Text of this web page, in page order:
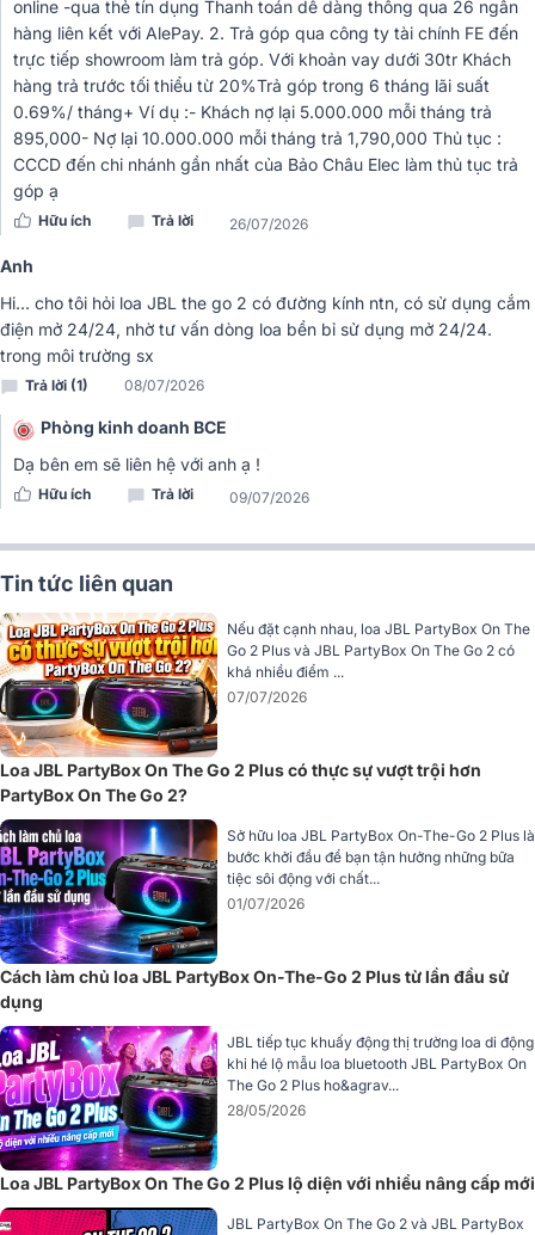
Tay cầm tích hợp và dây đeo vai thuận tiện
JBL PartyBox On-The-Go 2 Plus được trang bị tay cầm đặt ở vị trí
trung tâm, giúp cân bằng trọng lượng và cầm nắm chắc chắn hơn
khi di chuyển. Đi kèm là dây đeo vai bản rộng có độ bền cao, giúp
giảm áp lực lên tay khi mang loa trong thời gian dài. Người dùng có
thể linh hoạt lựa chọn xách tay hoặc đeo vai tùy theo nhu cầu, đặc
biệt tiện lợi khi mang loa đến các buổi dã ngoại, cắm trại hoặc tiệc
ngoài trời.
Hoàn thiện chắc chắn, sử dụng ổn định
Mặt trước của loa được bảo vệ bằng ê-căng thép cứng cáp với 2
tông màu trắng hoặc đen giúp hạn chế tác động từ va chạm và bảo
vệ hệ thống củ loa bên trong. Phía trên là bảng điều khiển trực quan
với các nút chức năng được bố trí khoa học, giúp thao tác nhanh và
dễ sử dụng. Bên dưới, bốn chân đế cao su giúp loa đứng vững trên
nhiều bề mặt, đồng thời giảm rung và tăng độ ổn định khi hoạt động
ở mức âm lượng lớn.
Cấu hình 1 loa trầm 5,25 inch và 2 loa tweeter vòm
0,75 inch
online -qua thẻ tín dụng Thanh toán dễ dàng thông qua 26 ngân
hàng liên kết với AlePay. 2. Trả góp qua công ty tài chính FE đến
trực tiếp showroom làm trả góp. Với khoản vay dưới 30tr Khách
hàng trả trước tối thiểu từ 20%Trả góp trong 6 tháng lãi suất
0.69%/ tháng+ Ví dụ :- Khách nợ lại 5.000.000 mỗi tháng trả
895,000- Nợ lại 10.000.000 mỗi tháng trả 1,790,000 Thủ tục :
CCCD đến chi nhánh gần nhất của Bảo Châu Elec làm thủ tục trả
góp ạ
Hữu ích Trả lời 26/07/2026
Anh
Hi... cho tôi hỏi loa JBL the go 2 có đường kính ntn, có sử dụng cắm
điện mở 24/24, nhờ tư vấn dòng loa bền bỉ sử dụng mở 24/24.
trong môi trường sx
Trả lời (1) 08/07/2026
Phòng kinh doanh BCE
Dạ bên em sẽ liên hệ với anh ạ !
Hữu ích Trả lời 09/07/2026
Tin tức liên quan
Nếu đặt cạnh nhau, loa JBL PartyBox On The
Go 2 Plus và JBL PartyBox On The Go 2 có
khá nhiều điểm ...
07/07/2026
Loa JBL PartyBox On The Go 2 Plus có thực sự vượt trội hơn
PartyBox On The Go 2?
Sở hữu loa JBL PartyBox On-The-Go 2 Plus là
bước khởi đầu để bạn tận hưởng những bữa
tiệc sôi động với chất...
01/07/2026
Cách làm chủ loa JBL PartyBox On-The-Go 2 Plus từ lần đầu sử
dụng
JBL tiếp tục khuấy động thị trường loa di động
khi hé lộ mẫu loa bluetooth JBL PartyBox On
The Go 2 Plus ho&agrav...
28/05/2026
Loa JBL PartyBox On The Go 2 Plus lộ diện với nhiều nâng cấp mới
JBL PartyBox On The Go 2 và JBL PartyBox